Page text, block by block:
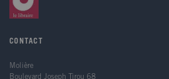
CONTACT
Molière
Boulevard Joseph Tirou 68